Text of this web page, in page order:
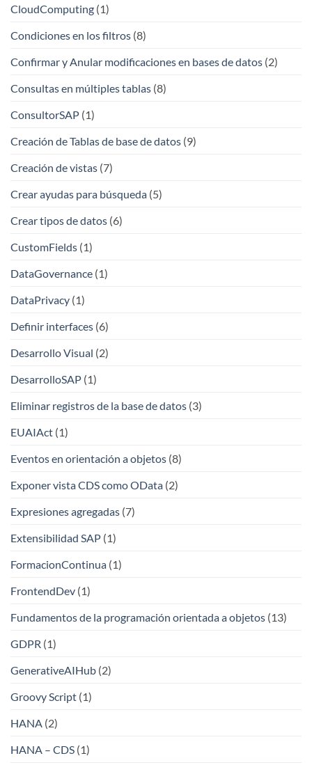
CloudComputing (1)
Condiciones en los filtros (8)
Confirmar y Anular modificaciones en bases de datos (2)
Consultas en múltiples tablas (8)
ConsultorSAP (1)
Creación de Tablas de base de datos (9)
Creación de vistas (7)
Crear ayudas para búsqueda (5)
Crear tipos de datos (6)
CustomFields (1)
DataGovernance (1)
DataPrivacy (1)
Definir interfaces (6)
Desarrollo Visual (2)
DesarrolloSAP (1)
Eliminar registros de la base de datos (3)
EUAIAct (1)
Eventos en orientación a objetos (8)
Exponer vista CDS como OData (2)
Expresiones agregadas (7)
Extensibilidad SAP (1)
FormacionContinua (1)
FrontendDev (1)
Fundamentos de la programación orientada a objetos (13)
GDPR (1)
GenerativeAIHub (2)
Groovy Script (1)
HANA (2)
HANA – CDS (1)